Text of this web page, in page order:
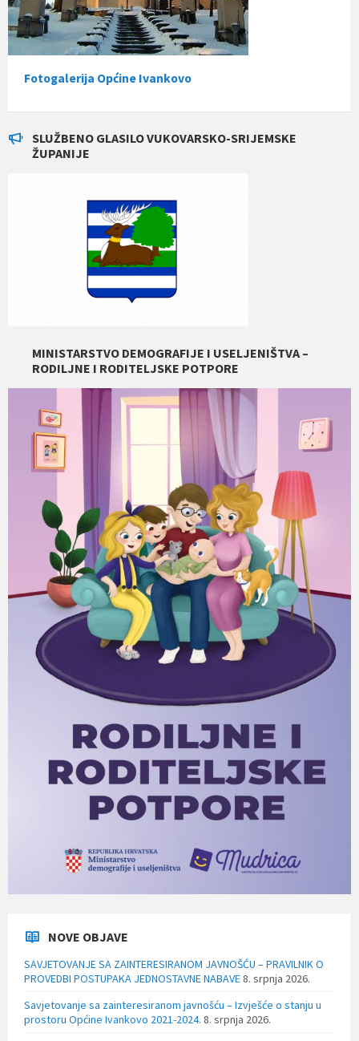
Fotogalerija Općine Ivankovo
SLUŽBENO GLASILO VUKOVARSKO-SRIJEMSKE
ŽUPANIJE
MINISTARSTVO DEMOGRAFIJE I USELJENIŠTVA –
RODILJNE I RODITELJSKE POTPORE
NOVE OBJAVE
SAVJETOVANJE SA ZAINTERESIRANOM JAVNOŠĆU – PRAVILNIK O
PROVEDBI POSTUPAKA JEDNOSTAVNE NABAVE8. srpnja 2026.
Savjetovanje sa zainteresiranom javnošću – Izvješće o stanju u
prostoru Općine Ivankovo 2021-2024. 8. srpnja 2026.